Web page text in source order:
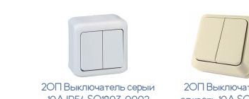
2ОП Выключатель серый
2ОП